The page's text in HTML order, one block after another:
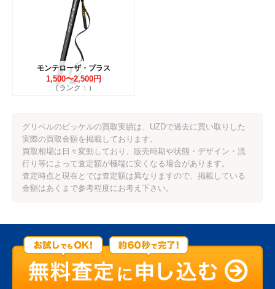
モンテローザ・プラス
1,500〜2,500円
（ランク：）
グリベルのピッケルの買取実績は、UZDで過去に買い取りした
実際の買取金額を掲載しております。
買取相場は日々変動しており、販売時期や状態・デザイン・流
行り等によって査定額が極端に安くなる場合があります。
査定時点と現在とでは査定額は異なりますので、掲載している
金額はあくまで参考程度にお考え下さい。